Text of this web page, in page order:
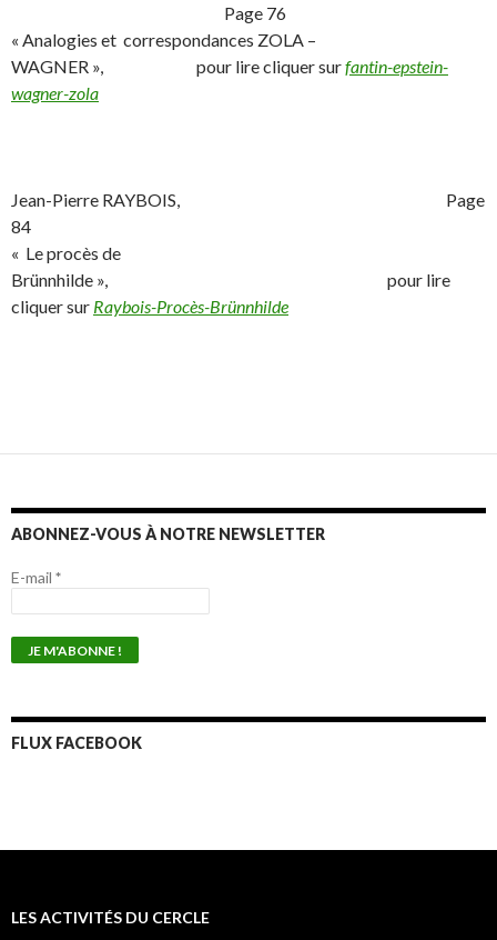
Page 76
« Analogies et correspondances ZOLA –
WAGNER », pour lire cliquer surfantin-epstein-
wagner-zola
Jean-Pierre RAYBOIS, Page
84
« Le procès de
Brünnhilde », pour lire
cliquer sur Raybois-Procès-Brünnhilde
ABONNEZ-VOUS À NOTRE NEWSLETTER
E-mail *
FLUX FACEBOOK
LES ACTIVITÉS DU CERCLE